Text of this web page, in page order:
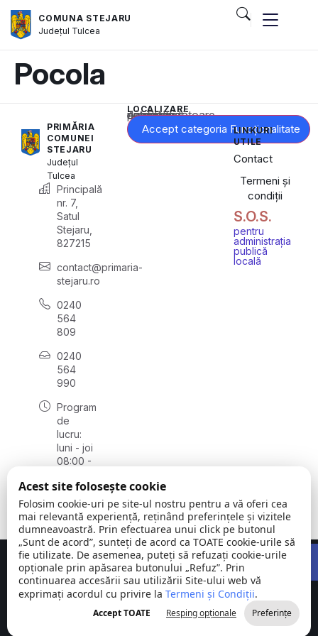
COMUNA STEJARU
Județul Tulcea
Pocola
PRIMĂRIA
COMUNEI
STEJARU
Județul
Tulcea
Principală
nr. 7,
Satul
Stejaru,
827215
contact@primaria-
stejaru.ro
0240
564
809
0240
564
990
Program
de
lucru:
luni - joi
08:00 -
vineri
08:00 -
14:00
LOCALIZARE
Acest conținut este blocat până când acceptați categoria corespunzătoare de cookie-uri.
Accept categoria Funcționalitate
LINKURI
UTILE
Contact
Termeni și
condiții
S.O.S.
pentru
administrația
publică
locală
Comuna
Stejaru |
județul Tulcea
©
2026
Toate
drepturile
rezervate
Concept realizat deBig Media Relații Publice SRL
Acest site folosește cookie
Folosim cookie-uri pe site-ul nostru pentru a vă oferi cea
mai relevantă experiență, reținând preferințele și vizitele
dumneavoastră. Prin efectuarea unui click pe butonul
„Sunt de acord”, sunteți de acord ca TOATE cookie-urile să
fie utilizate. De asemenea, puteți să refuzați cookie-urile
opționale prin apăsarea butonului „Refuz”. Prin
continuarea accesării sau utilizării Site-ului web vă
exprimați acordul cu privire la Termeni și Condiții.
Accept TOATE Resping opționale Preferințe